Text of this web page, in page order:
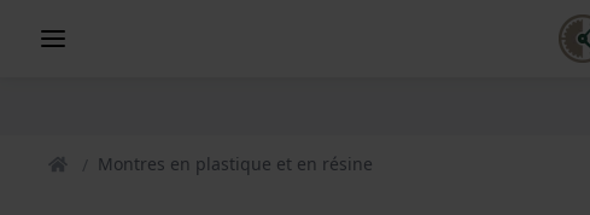
Montres en plastique et en résine